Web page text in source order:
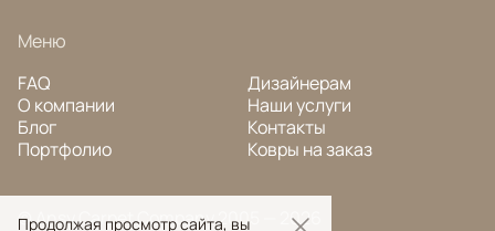
Меню
FAQ
О компании
Блог
Портфолио
Дизайнерам
Наши услуги
Контакты
Ковры на заказ
© Ansy Carpet Company 2005 — 2026
Продолжая просмотр сайта, вы